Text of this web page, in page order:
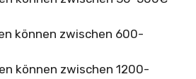
können zwischen 600-
können zwischen 1200-